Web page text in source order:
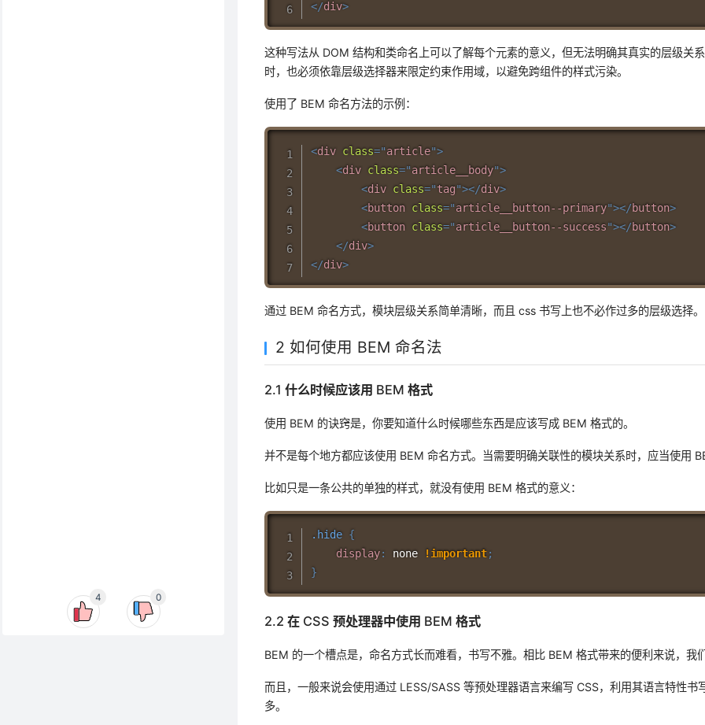
4 0
</div>
这种写法从 DOM 结构和类命名上可以了解每个元素的意义，但无法明确其真实的层级关
时，也必须依靠层级选择器来限定约束作用域，以避免跨组件的样式污染。
使用了 BEM 命名方法的示例：
<div class="article">
<div class="article__body">
<div class="tag"></div>
<button class="article__button--primary"></button>
<button class="article__button--success"></button>
</div>
</div>
通过 BEM 命名方式，模块层级关系简单清晰，而且 css 书写上也不必作过多的层级选择。
2 如何使用 BEM 命名法
2.1 什么时候应该用 BEM 格式
使用 BEM 的诀窍是，你要知道什么时候哪些东西是应该写成 BEM 格式的。
并不是每个地方都应该使用 BEM 命名方式。当需要明确关联性的模块关系时，应当使用
比如只是一条公共的单独的样式，就没有使用 BEM 格式的意义：
.hide {
display: none !important;
}
2.2 在 CSS 预处理器中使用 BEM 格式
BEM 的一个槽点是，命名方式长而难看，书写不雅。相比 BEM 格式带来的便利来说，我
而且，一般来说会使用通过 LESS/SASS 等预处理器语言来编写 CSS，利用其语言特性书
多。